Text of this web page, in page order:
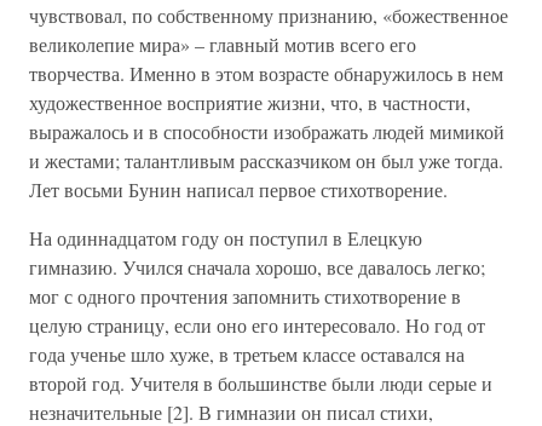
чувствовал, по собственному признанию, «божественное
великолепие мира» – главный мотив всего его
творчества. Именно в этом возрасте обнаружилось в нем
художественное восприятие жизни, что, в частности,
выражалось и в способности изображать людей мимикой
и жестами; талантливым рассказчиком он был уже тогда.
Лет восьми Бунин написал первое стихотворение.
На одиннадцатом году он поступил в Елецкую
гимназию. Учился сначала хорошо, все давалось легко;
мог с одного прочтения запомнить стихотворение в
целую страницу, если оно его интересовало. Но год от
года ученье шло хуже, в третьем классе оставался на
второй год. Учителя в большинстве были люди серые и
незначительные [2]. В гимназии он писал стихи,